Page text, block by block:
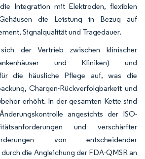
Integration mit Elektroden, flexiblen
die Leistung in Bezug auf
Signalqualität und Tragedauer.
der Vertrieb zwischen klinischer
und Kliniken) und
für die häusliche Pflege auf, was die
Chargen-Rückverfolgbarkeit und
erhöht. In der gesamten Kette sind
angesichts der ISO-
und verschärfter
von entscheidender
die Angleichung der FDA-QMSR an